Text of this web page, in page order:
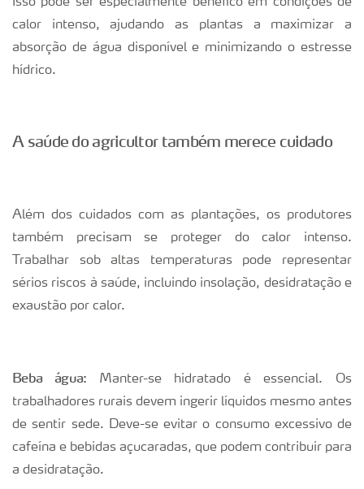
Isso pode ser especialmente benéfico em condições de
calor intenso, ajudando as plantas a maximizar a
absorção de água disponível e minimizando o estresse
hídrico.
A saúde do agricultor também merece cuidado
Além dos cuidados com as plantações, os produtores
também precisam se proteger do calor intenso.
Trabalhar sob altas temperaturas pode representar
sérios riscos à saúde, incluindo insolação, desidratação e
exaustão por calor.
Beba água:
Manter-se hidratado é essencial. Os
trabalhadores rurais devem ingerir líquidos mesmo antes
de sentir sede. Deve-se evitar o consumo excessivo de
cafeína e bebidas açucaradas, que podem contribuir para
a desidratação.